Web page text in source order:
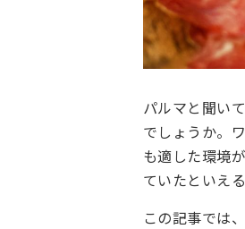
パルマと聞い
でしょうか。
も適した環境
ていたといえ
この記事では